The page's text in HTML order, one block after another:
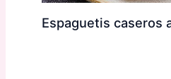
Espaguetis caseros